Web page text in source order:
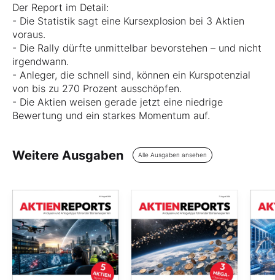
Der Report im Detail:
- Die Statistik sagt eine Kursexplosion bei 3 Aktien
voraus.
- Die Rally dürfte unmittelbar bevorstehen – und nicht
irgendwann.
- Anleger, die schnell sind, können ein Kurspotenzial
von bis zu 270 Prozent ausschöpfen.
- Die Aktien weisen gerade jetzt eine niedrige
Bewertung und ein starkes Momentum auf.
Weitere Ausgaben Alle Ausgaben ansehen